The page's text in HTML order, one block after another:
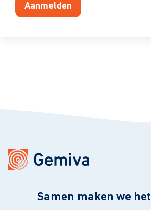
Aanmelden
Samen maken we het